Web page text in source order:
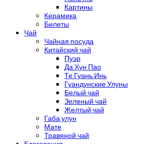
Картины
Керамика
Билеты
Чай
Чайная посуда
Китайский чай
Пуэр
Да Хун Пао
Те Гуань Инь
Гуандунские Улуны
Белый чай
Зеленый чай
Желтый чай
Габа улун
Мате
Травяной чай